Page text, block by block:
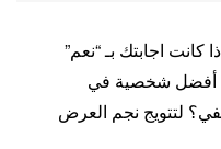
كانت اجابتك بـ “نعم”
أفضل شخصية في
لتتويج نجم العرض